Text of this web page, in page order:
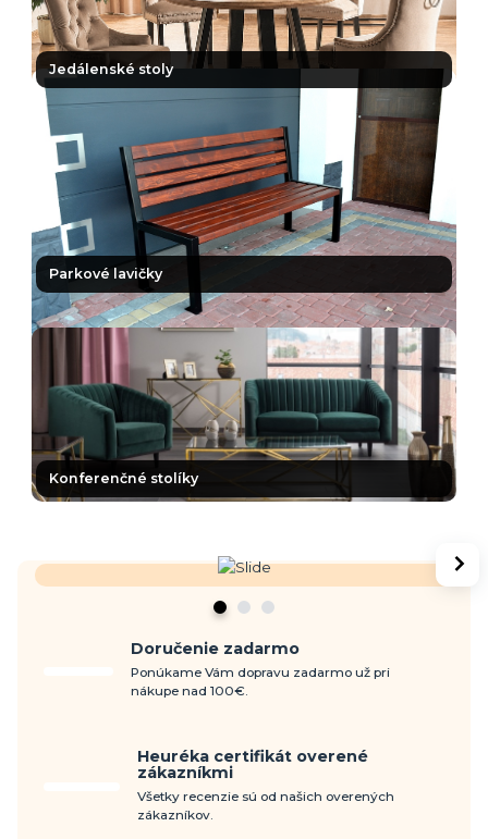
Jedálenské stoly
Parkové lavičky
Konferenčné stolíky
Doručenie zadarmo
Ponúkame Vám dopravu zadarmo už pri
nákupe nad 100€.
Heuréka certifikát overené
zákazníkmi
Všetky recenzie sú od našich overených
zákazníkov.